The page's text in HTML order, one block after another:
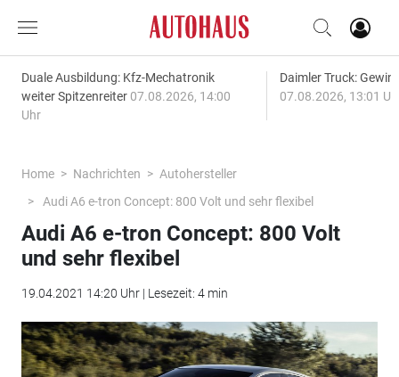
Duale Ausbildung: Kfz-Mechatronik
weiter Spitzenreiter 07.08.2026, 14:00
Uhr
Daimler Truck:
07.08.2026, 13:01
Home Nachrichten
Autohersteller
Audi A6 e-tron Concept: 800 Volt und sehr flexibel
Audi A6 e-tron Concept: 800 Volt
und sehr flexibel
19.04.2021 14:20 Uhr | Lesezeit: 4 min